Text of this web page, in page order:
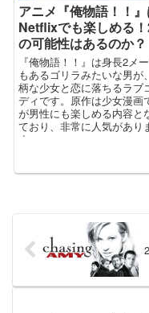
アニメ『俺物語！！
Netflixでも楽しめる
の可能性はあるのか？
『俺物語！！』は身長2メ
もあるゴリラみたいな男が
柄な少女と恋に落ちるラブ
ディです。原作は少女漫画
が男性にも楽しめる内容と
ており、非常に人気があり
す。